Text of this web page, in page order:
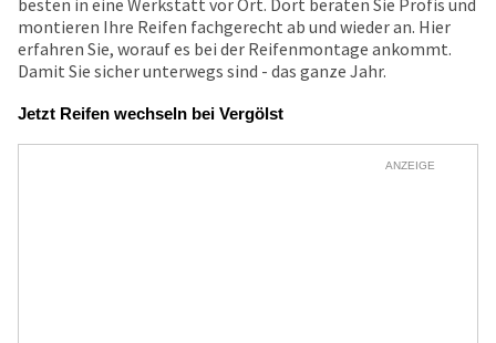
besten in eine Werkstatt vor Ort. Dort beraten Sie Profis und
montieren Ihre Reifen fachgerecht ab und wieder an. Hier
erfahren Sie, worauf es bei der Reifenmontage ankommt.
Damit Sie sicher unterwegs sind - das ganze Jahr.
Jetzt Reifen wechseln bei Vergölst
ANZEIGE